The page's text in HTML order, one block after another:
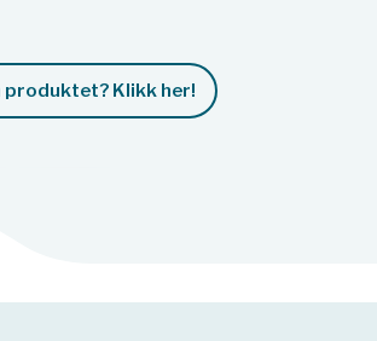
produktet? Klikk her!